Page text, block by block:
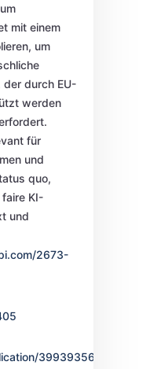
mit einem
um
durch EU-
werden
für
und
quo,
KI-
und
2673-